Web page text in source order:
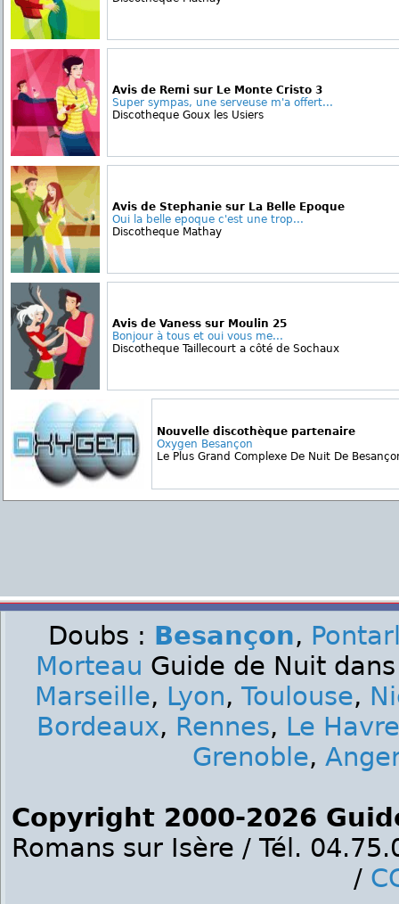
Avis de Remi sur Le Monte Cristo 3
Super sympas, une serveuse m'a offert...
Discotheque Goux les Usiers
Avis de Stephanie sur La Belle Epoque
Oui la belle epoque c'est une trop...
Discotheque Mathay
Avis de Vaness sur Moulin 25
Bonjour à tous et oui vous me...
Discotheque Taillecourt a côté de Sochaux
Nouvelle discothèque partenaire
Oxygen Besançon
Le Plus Grand Complexe De Nuit De
Doubs : Besançon,
Morteau Guide de Nuit
Marseille, Lyon, Toulouse,
Bordeaux, Rennes, Le Havre
Grenoble,
Copyright 2000-2026
Romans sur Isère / Tél.
/